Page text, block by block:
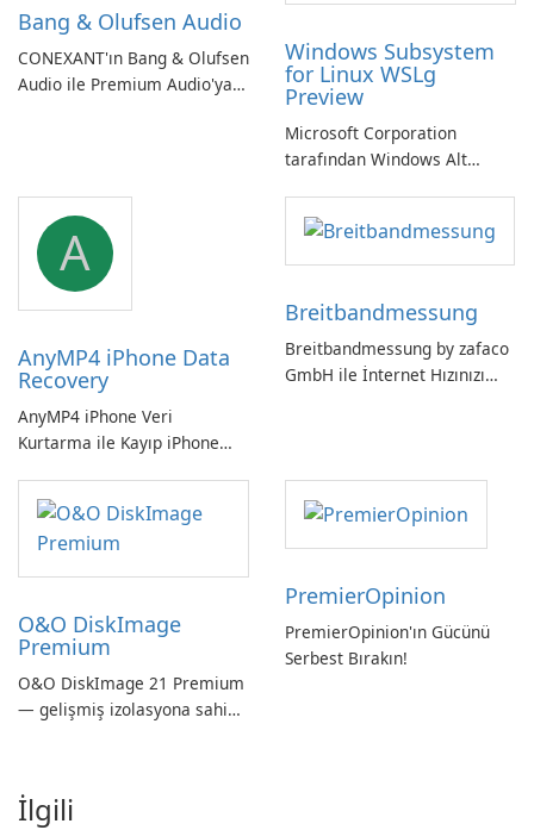
Bang & Olufsen Audio
CONEXANT'ın Bang & Olufsen
Audio ile Premium Audio'ya
Windows Subsystem
for Linux WSLg
Preview
Microsoft Corporation
tarafından Windows Alt
Linux ve Windows
ortamlarının sorunsuz
entegrasyonu için
A
AnyMP4 iPhone Data
Recovery
AnyMP4 iPhone Veri
Kurtarma ile Kayıp iPhone
Breitbandmessung
Breitbandmessung by zafaco
GmbH ile İnternet Hızınızı
O&O DiskImage
Premium
O&O DiskImage 21 Premium
— gelişmiş izolasyona sahip
PremierOpinion
PremierOpinion'ın Gücünü
Serbest Bırakın!
İlgili